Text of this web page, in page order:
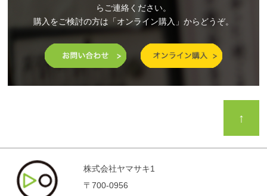
らご連絡ください。
購入をご検討の方は「オンライン購入」からどうぞ。
↑
株式会社ヤマサキ1
〒700-0956